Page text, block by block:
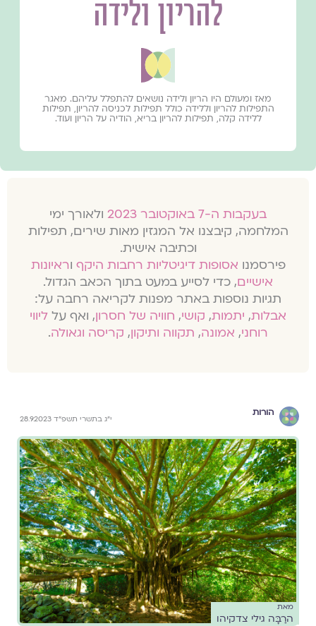
להריון ולידה
מאז ומעולם היו הריון ולידה נושאים להתפלל עליהם. מאגר
התפילות להריון וללידה כולל תפילות לכניסה להריון, תפילות
ללידה קלה, תפילות להריון בריא, הודיה על הריון ועוד.
בעקבות ה-7 באוקטובר 2023
ולאורך ימי
המלחמה, קיבצנו אל המגזין מאות שירים, תפילות
וכתיבה אישית.
פירסמנו אסופות דיגיטליות רחבות היקף וראיונות
אישיים, כדי לסייע במעט בתוך הכאב הגדול.
תגיות נוספות באתר מפנות לקריאה רחבה על:
אבלות, יתמות, קושי, חוויה של חסרון, ואף על ליווי
רוחני, אמונה, תקווה ותיקון, קריסה וגאולה.
הורות
י״ג בתשרי תשפ״ד 28.9.2023
מאת
הרַבָּה גילי צדקיהו